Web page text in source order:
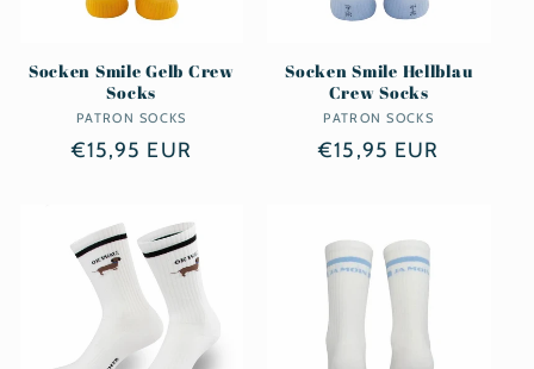
Socken Smile Gelb Crew
Socks
Anbieter:
PATRON SOCKS
Normaler
€15,95 EUR
Socken Smile Hellblau
Crew Socks
Anbieter:
PATRON SOCKS
Normaler
€15,95 EUR